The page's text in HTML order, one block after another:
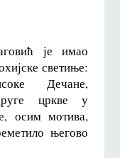
је имао
светиње:
Дечане,
цркве у
осим мотива,
његово